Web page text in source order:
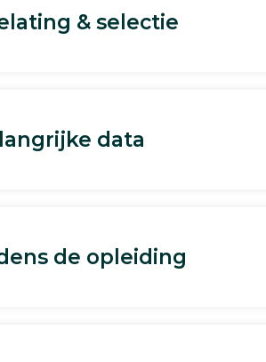
& selectie
data
de opleiding